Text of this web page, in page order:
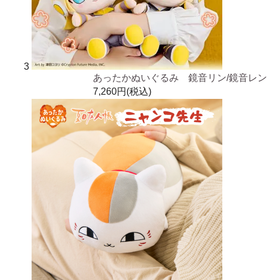
3
あったかぬいぐるみ 鏡音リン/鏡音レン
7,260円(税込)